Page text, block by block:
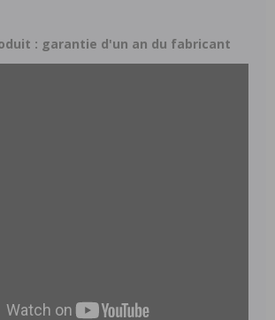
: garantie d'un an du fabricant